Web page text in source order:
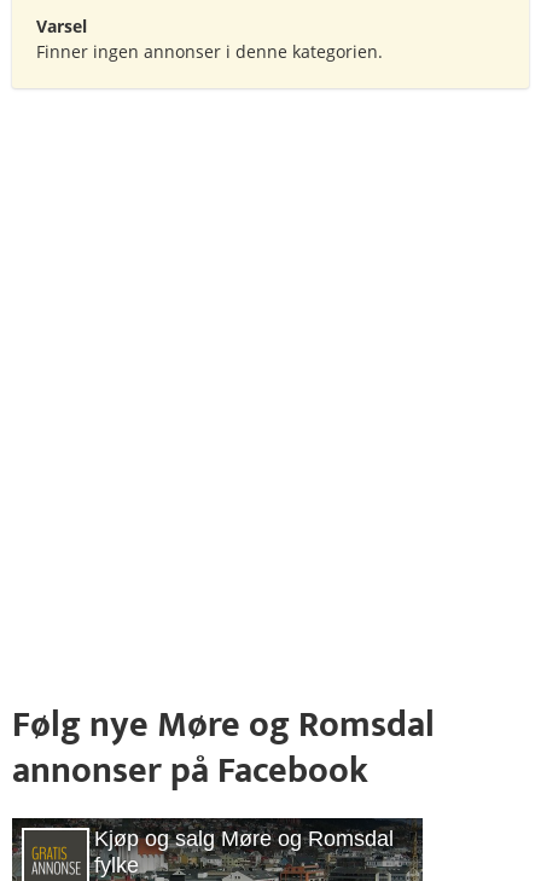
Varsel
Finner ingen annonser i denne kategorien.
Følg nye Møre og Romsdal
annonser på Facebook
Kjøp og salg Møre og Romsdal
fylke